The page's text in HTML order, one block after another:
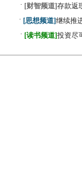
· [财智频道]存款返
· [思想频道]继续推
· [读书频道]投资尽